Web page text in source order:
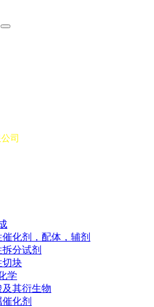
司
催化剂，配体，辅剂
分试剂
切块
学
及其衍生物
化剂